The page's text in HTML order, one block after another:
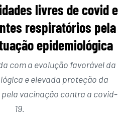
livres de covid e
respiratórios pela
epidemiológica
com a evolução favorável da
e elevada proteção da
vacinação contra a covid-
19.